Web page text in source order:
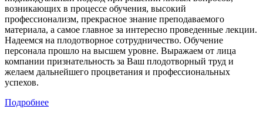
возникающих в процессе обучения, высокий
профессионализм, прекрасное знание преподаваемого
материала, а самое главное за интересно проведенные лекции.
Надеемся на плодотворное сотрудничество. Обучение
персонала прошло на высшем уровне. Выражаем от лица
компании признательность за Ваш плодотворный труд и
желаем дальнейшего процветания и профессиональных
успехов.
Подробнее